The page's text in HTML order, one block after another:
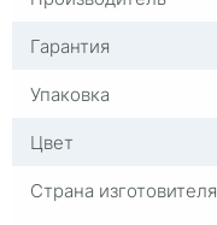
Гарантия
Упаковка
Цвет
Страна изготовителя